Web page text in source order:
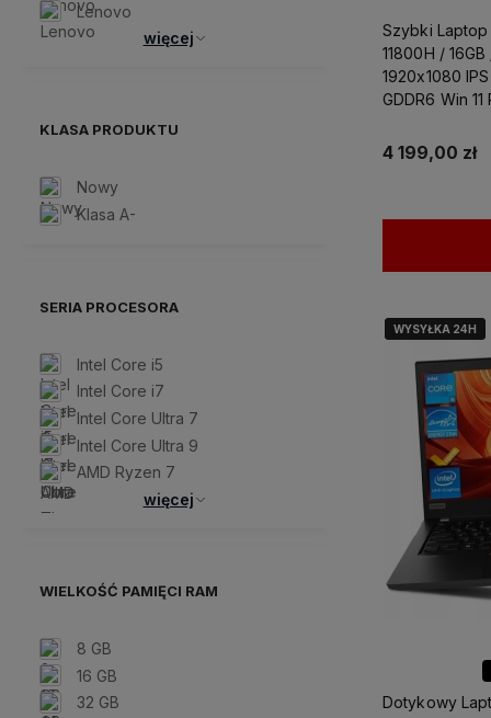
Lenovo
więcej
KLASA PRODUKTU
Nowy
Klasa A-
SERIA PROCESORA
Intel Core i5
Intel Core i7
Intel Core Ultra 7
Intel Core Ultra 9
AMD Ryzen 7
więcej
WIELKOŚĆ PAMIĘCI RAM
8 GB
16 GB
32 GB
Szybki
11800H / 16GB
1920x1080
GDDR6 Win
4 199,00 zł
WYSYŁKA 24H
WYSYŁKA 24H
Dotykowy